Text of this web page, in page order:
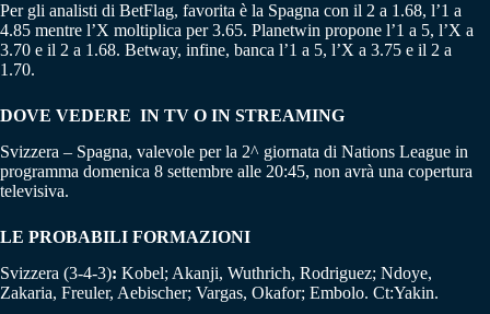
Per gli analisti di BetFlag, favorita è la Spagna con il 2 a 1.68, l’1 a
4.85 mentre l’X moltiplica per 3.65. Planetwin propone l’1 a 5, l’X a
3.70 e il 2 a 1.68. Betway, infine, banca l’1 a 5, l’X a 3.75 e il 2 a
1.70.
DOVE VEDERE IN TV O IN STREAMING
Svizzera – Spagna, valevole per la 2^ giornata di Nations League in
programma domenica 8 settembre alle 20:45, non avrà una copertura
televisiva.
LE PROBABILI FORMAZIONI
Svizzera (3-4-3): Kobel; Akanji, Wuthrich, Rodriguez; Ndoye,
Zakaria, Freuler, Aebischer; Vargas, Okafor; Embolo. Ct:Yakin.